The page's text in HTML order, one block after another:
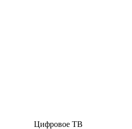
Цифровое ТВ